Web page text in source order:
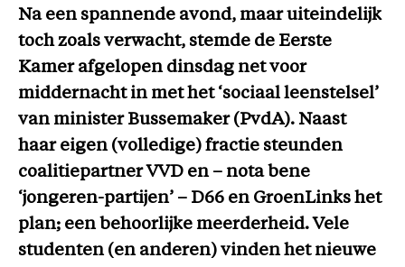
Na een spannende avond, maar uiteindelijk
toch zoals verwacht, stemde de Eerste
Kamer afgelopen dinsdag net voor
middernacht in met het ‘sociaal leenstelsel’
van minister Bussemaker (PvdA). Naast
haar eigen (volledige) fractie steunden
coalitiepartner VVD en – nota bene
‘jongeren-partijen’ – D66 en GroenLinks het
plan; een behoorlijke meerderheid. Vele
studenten (en anderen) vinden het nieuwe